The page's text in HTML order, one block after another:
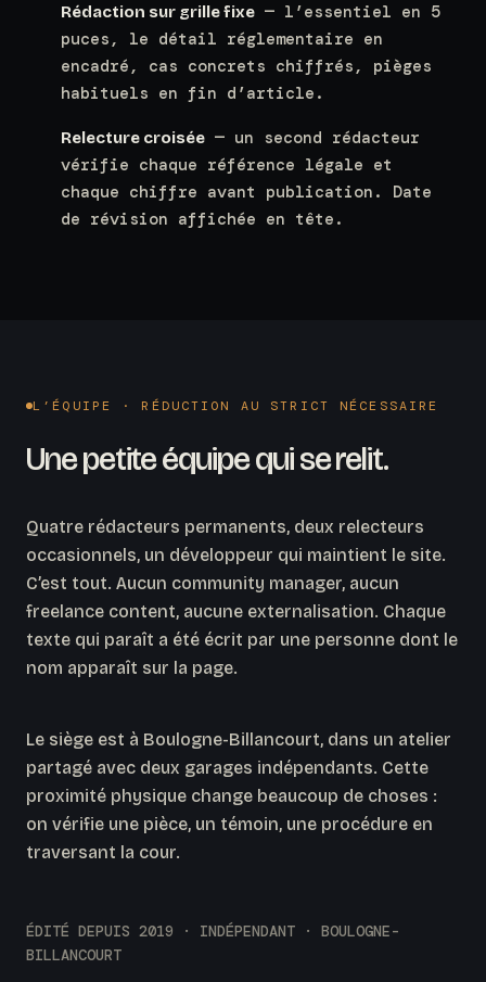
Rédaction sur grille fixe — l’essentiel en 5
puces, le détail réglementaire en
encadré, cas concrets chiffrés, pièges
habituels en fin d’article.
Relecture croisée — un second rédacteur
vérifie chaque référence légale et
chaque chiffre avant publication. Date
de révision affichée en tête.
L’ÉQUIPE · RÉDUCTION AU STRICT NÉCESSAIRE
Une petite équipe qui se relit.
Quatre rédacteurs permanents, deux relecteurs
occasionnels, un développeur qui maintient le site.
C’est tout. Aucun community manager, aucun
freelance content, aucune externalisation. Chaque
texte qui paraît a été écrit par une personne dont le
nom apparaît sur la page.
Le siège est à Boulogne-Billancourt, dans un atelier
partagé avec deux garages indépendants. Cette
proximité physique change beaucoup de choses :
on vérifie une pièce, un témoin, une procédure en
traversant la cour.
ÉDITÉ DEPUIS 2019 · INDÉPENDANT · BOULOGNE-
BILLANCOURT